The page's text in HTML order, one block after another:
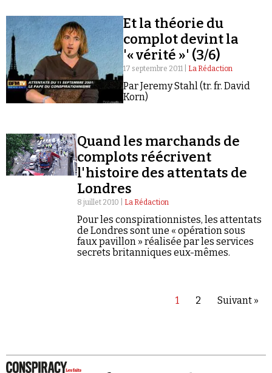
Et la théorie du
complot devint la
'« vérité »' (3/6)
17 septembre 2011 | La Rédaction
Par Jeremy Stahl (tr. fr. David
Korn)
Quand les marchands de
complots réécrivent
l'histoire des attentats de
Londres
8 juillet 2010 | La Rédaction
Pour les conspirationnistes, les attentats
de Londres sont une « opération sous
faux pavillon » réalisée par les services
secrets britanniques eux-mêmes.
1 2 Suivant »